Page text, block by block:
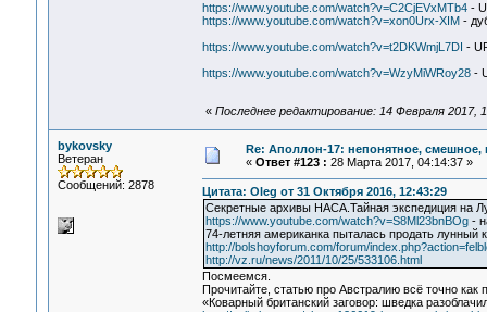
https://www.youtube.com/watch?v=C2CjEVxMTb4-
https://www.youtube.com/watch?v=xon0Urx-XIM -
https://www.youtube.com/watch?v=t2DKWmjL7DI -
https://www.youtube.com/watch?v=WzyMiWRoy28-
« Последнее редактирование: 14 Февраля 2017,
bykovsky
Ветеран
Сообщений: 2878
Re: Аполлон-17: непонятное, смешное,
« Ответ #123 : 28 Марта 2017, 04:14:37 »
Цитата: Oleg от 31 Октября 2016, 12:43:29
Секретные архивы НАСА.Тайная экспедиция на
https://www.youtube.com/watch?v=S8Ml23bnBOg-
74-летняя американка пыталась продать лунный
http://bolshoyforum.com/forum/
http://vz.ru/news/2011/10/25/533106.html
Посмеемся.
Прочитайте, статью про Австралию всё точно как
«Коварный британский заговор: шведка